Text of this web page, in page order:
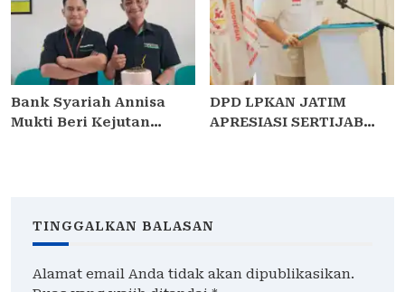
dan Penuh
Kebersamaan
Bank Syariah Annisa
Mukti Beri Kejutan
DPD LPKAN JATIM
APRESIASI SERTIJAB
“JOGO JATIM” DAN
TINGGALKAN BALASAN
Alamat email Anda tidak akan dipublikasikan.